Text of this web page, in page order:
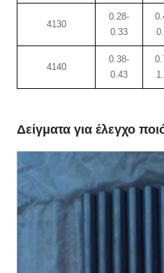
4130
0.28-
0.33
4140
0.38-
0.43
Δείγματα για έλεγχο